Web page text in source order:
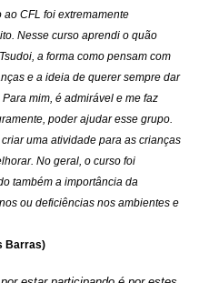
ao CFL foi extremamente
Nesse curso aprendi o quão
a forma como pensam com
e a ideia de querer sempre dar
mim, é admirável e me faz
poder ajudar esse grupo.
uma atividade para as crianças
No geral, o curso foi
também a importância da
ou deficiências nos ambientes e
Barras)